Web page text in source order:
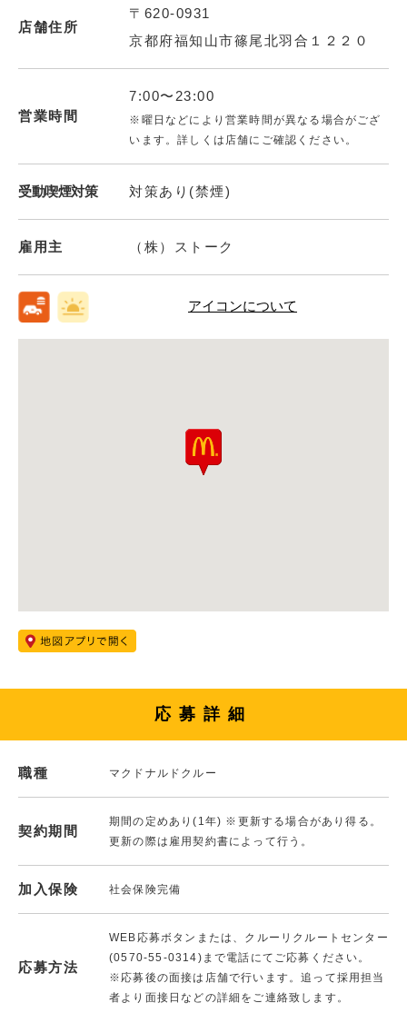
店舗住所
〒620-0931
京都府福知山市篠尾北羽合１２２０
営業時間
7:00〜23:00
※曜日などにより営業時間が異なる場合がござ
います。詳しくは店舗にご確認ください。
受動喫煙対策 対策あり(禁煙)
雇用主 （株）ストーク
アイコンについて
応募詳細
職種 マクドナルドクルー
契約期間
期間の定めあり(1年) ※更新する場合があり得る。
更新の際は雇用契約書によって行う。
加入保険 社会保険完備
応募方法
WEB応募ボタンまたは、クルーリクルートセンター
(0570-55-0314)まで電話にてご応募ください。
※応募後の面接は店舗で行います。追って採用担当
者より面接日などの詳細をご連絡致します。